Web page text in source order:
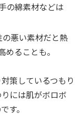
の綿素材などは
の悪い素材だと熱
ることも。
策しているつもり
には肌がボロボ
す。